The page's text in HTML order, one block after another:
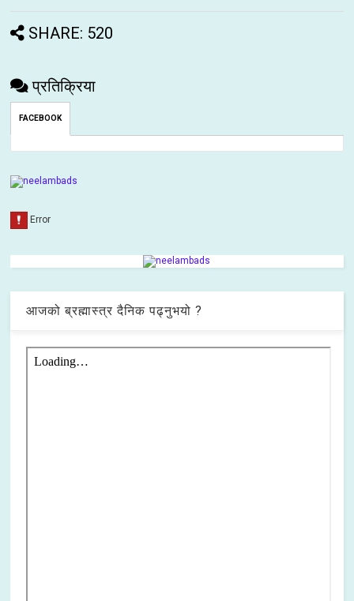
SHARE: 520
प्रतिक्रिया
FACEBOOK
आजको ब्रह्मास्त्र दैनिक पढ्नुभयो ?